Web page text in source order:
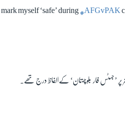
I mark myself ‘safe’ during #AFGvPAK
پر ’جسٹس فار بلوچستان‘ کےالفاظ درج تھے۔